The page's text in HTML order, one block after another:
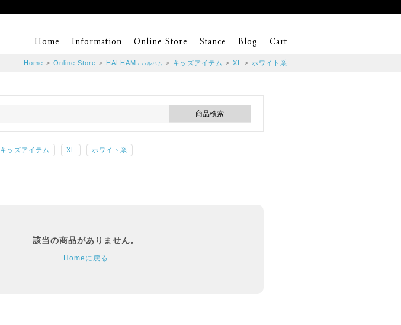
Home Information Online Store Stance Blog Cart
Home > Online Store > HALHAM / ハルハム > キッズアイテム > XL > ホワイト系
キッズアイテム XL ホワイト系
該当の商品がありません。
Homeに戻る